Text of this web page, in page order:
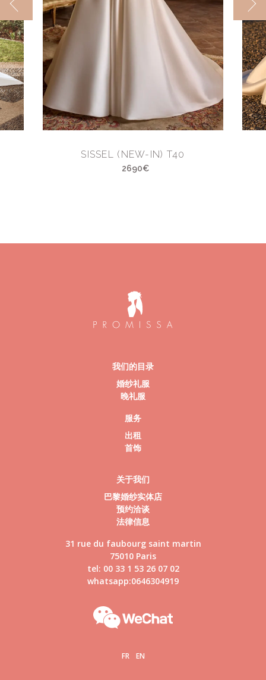
SISSEL (NEW-IN) T40
2690€
我们的目录
婚纱礼服
晚礼服
服务
出租
首饰
关于我们
巴黎婚纱实体店
预约洽谈
法律信息
31 rue du faubourg saint martin
75010 Paris
tel: 00 33 1 53 26 07 02
whatsapp:0646304919
FR EN